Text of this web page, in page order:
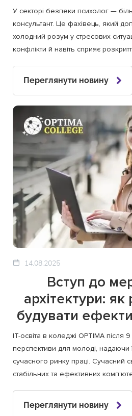
У секторі безпеки психолог —
консультант. Це фахівець, який
холодний розум у стресових
конфлікти й навіть сприяє
Переглянути новину
14.08.2025
Вступ до
архітектури: як
будувати
ІТ-освіта в коледжі OPTIMA після
перспективи для молоді, надаючи
сучасного ринку праці. Сучасний
стабільних та ефективних
Переглянути новину